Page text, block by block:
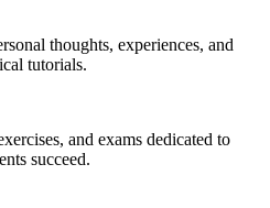
thoughts, experiences, and
tutorials.
and exams dedicated to
succeed.